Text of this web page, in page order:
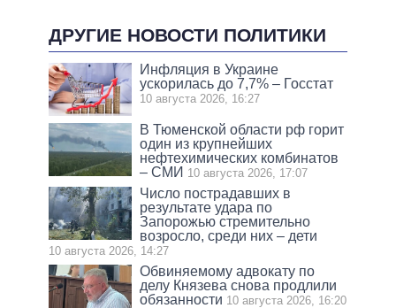
ДРУГИЕ НОВОСТИ ПОЛИТИКИ
Инфляция в Украине
ускорилась до 7,7% – Госстат
10 августа 2026, 16:27
В Тюменской области рф горит
один из крупнейших
нефтехимических комбинатов
– СМИ 10 августа 2026, 17:07
Число пострадавших в
результате удара по
Запорожью стремительно
возросло, среди них – дети
10 августа 2026, 14:27
Обвиняемому адвокату по
делу Князева снова продлили
обязанности 10 августа 2026, 16:20